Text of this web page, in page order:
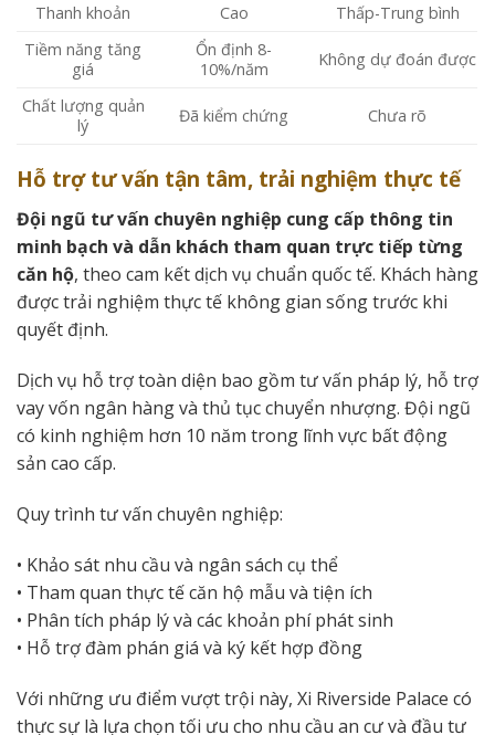
Thanh khoản
Cao
Thấp-Trung bình
Tiềm năng tăng
giá
Ổn định 8-
10%/năm
Không dự đoán được
Chất lượng quản
lý
Đã kiểm chứng Chưa rõ
Hỗ trợ tư vấn tận tâm, trải nghiệm thực tế
Đội ngũ tư vấn chuyên nghiệp cung cấp thông tin
minh bạch và dẫn khách tham quan trực tiếp từng
căn hộ, theo cam kết dịch vụ chuẩn quốc tế. Khách hàng
được trải nghiệm thực tế không gian sống trước khi
quyết định.
Dịch vụ hỗ trợ toàn diện bao gồm tư vấn pháp lý, hỗ trợ
vay vốn ngân hàng và thủ tục chuyển nhượng. Đội ngũ
có kinh nghiệm hơn 10 năm trong lĩnh vực bất động
sản cao cấp.
Quy trình tư vấn chuyên nghiệp:
• Khảo sát nhu cầu và ngân sách cụ thể
• Tham quan thực tế căn hộ mẫu và tiện ích
• Phân tích pháp lý và các khoản phí phát sinh
• Hỗ trợ đàm phán giá và ký kết hợp đồng
Với những ưu điểm vượt trội này, Xi Riverside Palace có
thực sự là lựa chọn tối ưu cho nhu cầu an cư và đầu tư